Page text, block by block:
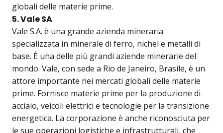
globali delle materie prime.
5. Vale SA
Vale S.A. è una grande azienda mineraria
specializzata in minerale di ferro, nichel e metalli di
base. È una delle più grandi aziende minerarie del
mondo. Vale, con sede a Rio de Janeiro, Brasile, è un
attore importante nei mercati globali delle materie
prime. Fornisce materie prime per la produzione di
acciaio, veicoli elettrici e tecnologie per la transizione
energetica. La corporazione è anche riconosciuta per
le sue operazioni logistiche e infrastrutturali, che